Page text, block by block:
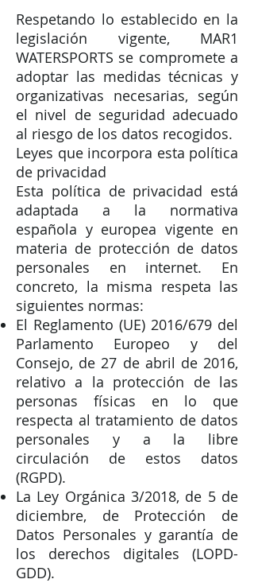
Respetando lo establecido en la
legislación vigente, MAR1
WATERSPORTS se compromete a
adoptar las medidas técnicas y
organizativas necesarias, según
el nivel de seguridad adecuado
al riesgo de los datos recogidos.
Leyes que incorpora esta política
de privacidad
Esta política de privacidad está
adaptada a la normativa
española y europea vigente en
materia de protección de datos
personales en internet. En
concreto, la misma respeta las
siguientes normas:
El Reglamento (UE) 2016/679 del
Parlamento Europeo y del
Consejo, de 27 de abril de 2016,
relativo a la protección de las
personas físicas en lo que
respecta al tratamiento de datos
personales y a la libre
circulación de estos datos
(RGPD).
La Ley Orgánica 3/2018, de 5 de
diciembre, de Protección de
Datos Personales y garantía de
los derechos digitales (LOPD-
GDD).